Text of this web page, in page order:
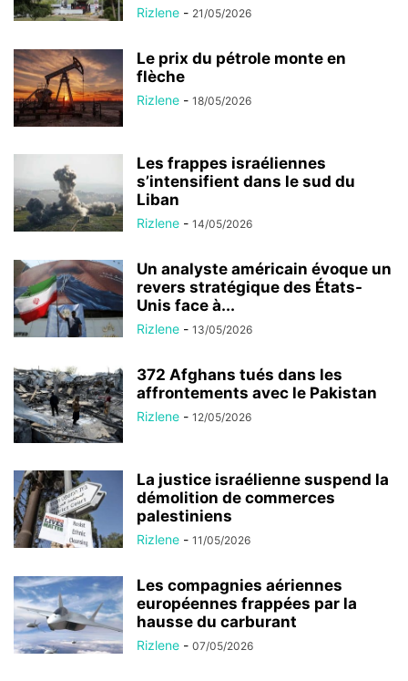
Rizlene - 21/05/2026
Le prix du pétrole monte en
flèche
Rizlene - 18/05/2026
Les frappes israéliennes
s’intensifient dans le sud du
Liban
Rizlene - 14/05/2026
Un analyste américain évoque un
revers stratégique des États-
Unis face à...
Rizlene - 13/05/2026
372 Afghans tués dans les
affrontements avec le Pakistan
Rizlene - 12/05/2026
La justice israélienne suspend la
démolition de commerces
palestiniens
Rizlene - 11/05/2026
Les compagnies aériennes
européennes frappées par la
hausse du carburant
Rizlene - 07/05/2026